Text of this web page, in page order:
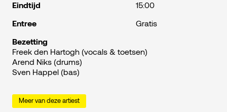
Eindtijd
15:00
Entree
Gratis
Bezetting
Freek den Hartogh (vocals & toetsen)
Arend Niks (drums)
Sven Happel (bas)
Meer van deze artiest